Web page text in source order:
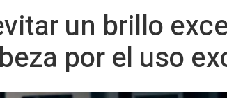
un brillo
por el uso